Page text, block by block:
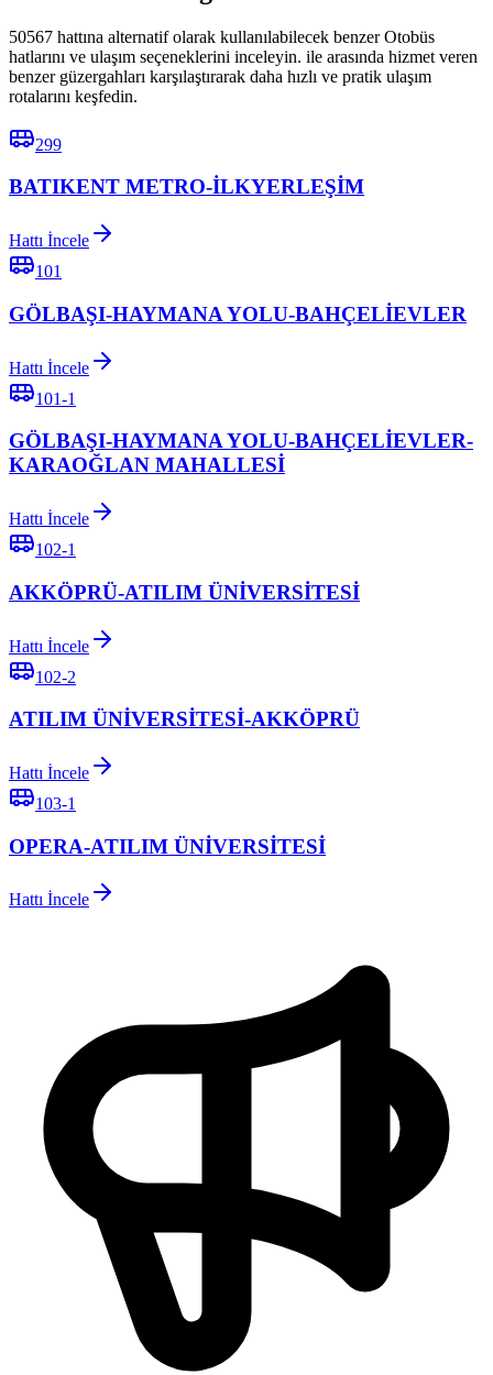
50567 hattına alternatif olarak kullanılabilecek benzer Otobüs
hatlarını ve ulaşım seçeneklerini inceleyin. ile arasında hizmet veren
benzer güzergahları karşılaştırarak daha hızlı ve pratik ulaşım
rotalarını keşfedin.
299
BATIKENT METRO-İLKYERLEŞİM
Hattı İncele
101
GÖLBAŞI-HAYMANA YOLU-BAHÇELİEVLER
Hattı İncele
101-1
GÖLBAŞI-HAYMANA YOLU-BAHÇELİEVLER-
KARAOĞLAN MAHALLESİ
Hattı İncele
102-1
AKKÖPRÜ-ATILIM ÜNİVERSİTESİ
Hattı İncele
102-2
ATILIM ÜNİVERSİTESİ-AKKÖPRÜ
Hattı İncele
103-1
OPERA-ATILIM ÜNİVERSİTESİ
Hattı İncele